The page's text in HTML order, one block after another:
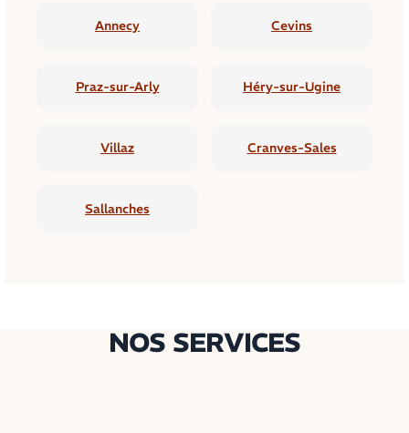
Annecy Cevins
Praz-sur-Arly Héry-sur-Ugine
Villaz Cranves-Sales
Sallanches
NOS SERVICES